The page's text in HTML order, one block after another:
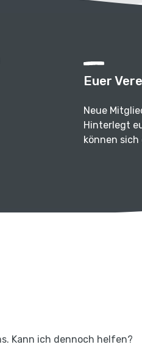
Euer
Neue
Hinterlegt
können
Kann ich dennoch helfen?